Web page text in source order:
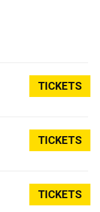
TICKETS
TICKETS
TICKETS